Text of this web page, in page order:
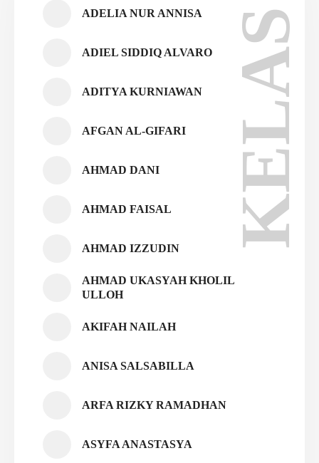
KELAS 9
ADELIA NUR ANNISA
ADIEL SIDDIQ ALVARO
ADITYA KURNIAWAN
AFGAN AL-GIFARI
AHMAD DANI
AHMAD FAISAL
AHMAD IZZUDIN
AHMAD UKASYAH KHOLIL
ULLOH
AKIFAH NAILAH
ANISA SALSABILLA
ARFA RIZKY RAMADHAN
ASYFA ANASTASYA